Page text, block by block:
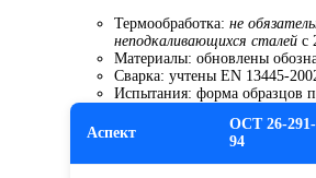
Термообработка: не
неподкаливающихся сталей с
Материалы: обновлены
Сварка: учтены EN 13445-
Испытания: форма образцов
Аспект
ОСТ 26-291-
94